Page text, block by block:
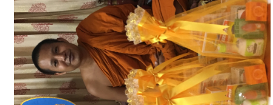
การถวายสังฆทานที่เกี่ยวข้อง